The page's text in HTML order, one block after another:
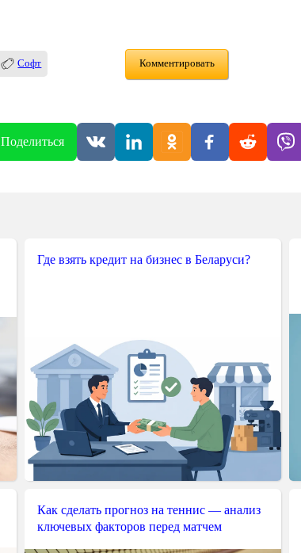
Софт Комментировать
Поделиться
Где взять кредит на бизнес в Беларуси?
Как сделать прогноз на теннис — анализ
ключевых факторов перед матчем